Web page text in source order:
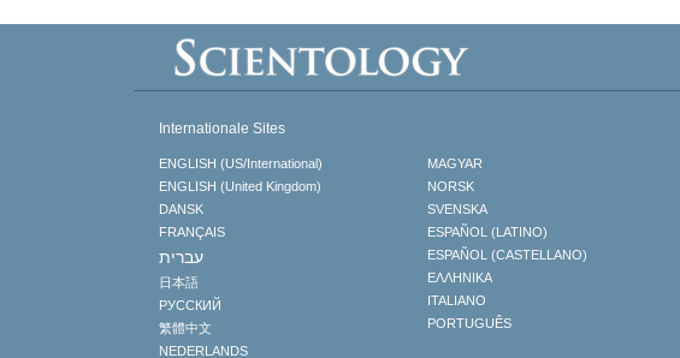
Internationale Sites
ENGLISH (US/International)
ENGLISH (United Kingdom)
DANSK
FRANÇAIS
עברית
日本語
РУССКИЙ
繁體中文
NEDERLANDS
MAGYAR
NORSK
SVENSKA
ESPAÑOL (LATINO)
ESPAÑOL (CASTELLANO)
ΕΛΛΗΝΙΚA
ITALIANO
PORTUGUÊS